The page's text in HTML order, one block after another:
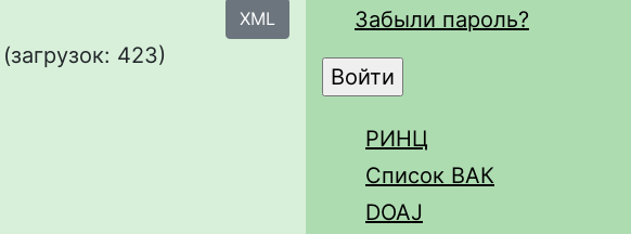
XML
(загрузок: 423)
Забыли пароль?
РИНЦ
Список ВАК
DOAJ